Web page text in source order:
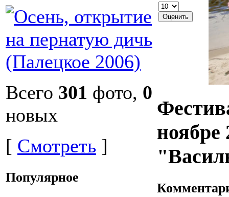
Всего 301 фото, 0
новых
[ Смотреть ]
Популярное
ноябре